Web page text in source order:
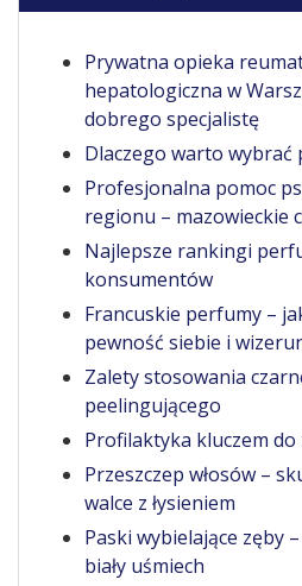
Prywatna opieka
hepatologiczna w
dobrego specjalistę
Dlaczego warto wybrać
Profesjonalna pomoc
regionu – mazowieckie
Najlepsze rankingi
konsumentów
Francuskie perfumy –
pewność siebie i
Zalety stosowania
peelingującego
Profilaktyka kluczem
Przeszczep włosów –
walce z łysieniem
Paski wybielające zęby
biały uśmiech